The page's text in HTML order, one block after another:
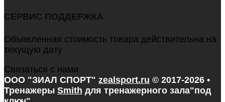
СЕРВИС ПОДДЕРЖКА
Объявленная стоимость товара действительна на
текущую дату
Связаться с нами
ООО "ЗИАЛ СПОРТ" zealsport.ru © 2017-2026 •
Тренажеры Smith для тренажерного зала"под